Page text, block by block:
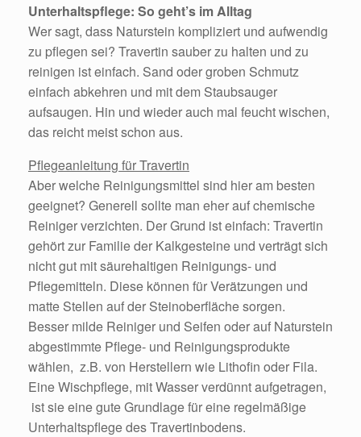
Unterhaltspflege: So geht’s im Alltag
Wer sagt, dass Naturstein kompliziert und aufwendig
zu pflegen sei? Travertin sauber zu halten und zu
reinigen ist einfach. Sand oder groben Schmutz
einfach abkehren und mit dem Staubsauger
aufsaugen. Hin und wieder auch mal feucht wischen,
das reicht meist schon aus.
Pflegeanleitung für Travertin
Aber welche Reinigungsmittel sind hier am besten
geeignet? Generell sollte man eher auf chemische
Reiniger verzichten. Der Grund ist einfach: Travertin
gehört zur Familie der Kalkgesteine und verträgt sich
nicht gut mit säurehaltigen Reinigungs- und
Pflegemitteln. Diese können für Verätzungen und
matte Stellen auf der Steinoberfläche sorgen.
Besser milde Reiniger und Seifen oder auf Naturstein
abgestimmte Pflege- und Reinigungsprodukte
wählen, z.B. von Herstellern wie Lithofin oder Fila.
Eine Wischpflege, mit Wasser verdünnt aufgetragen,
ist sie eine gute Grundlage für eine regelmäßige
Unterhaltspflege des Travertinbodens.